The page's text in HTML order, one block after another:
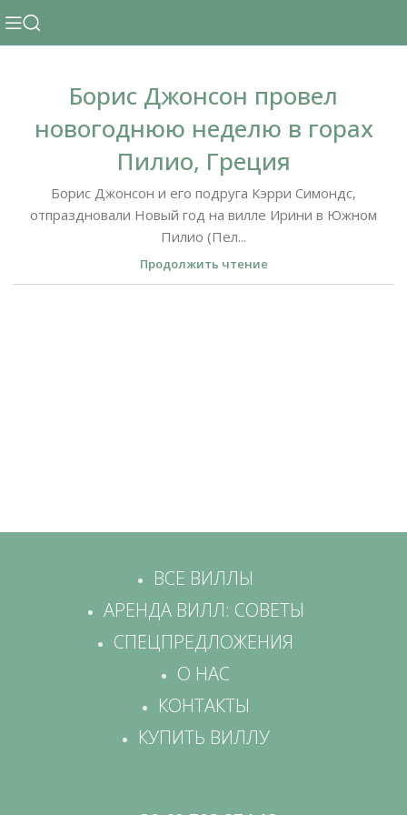
Борис Джонсон провел
новогоднюю неделю в горах
Пилио, Греция
Борис Джонсон и его подруга Кэрри Симондс,
отпраздновали Новый год на вилле Ирини в Южном
Пилио (Пел...
Продолжить чтение
ВСЕ ВИЛЛЫ
АРЕНДА ВИЛЛ: СОВЕТЫ
СПЕЦПРЕДЛОЖЕНИЯ
О НАС
КОНТАКТЫ
КУПИТЬ ВИЛЛУ